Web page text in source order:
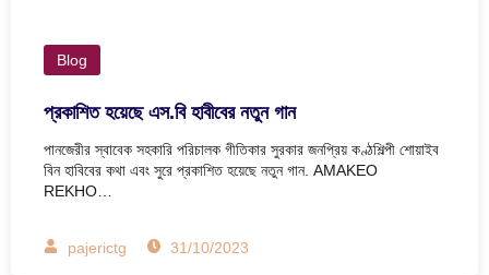
Blog
প্রকাশিত হয়েছে এস.বি হাবীবের নতুন গান
পানজেরীর স্বাবেক সহকারি পরিচালক গীতিকার সুরকার জনপ্রিয় কণ্ঠশিল্পী শোয়াইব
বিন হাবিবের কথা এবং সুরে প্রকাশিত হয়েছে নতুন গান. AMAKEO
REKHO…
pajerictg 31/10/2023